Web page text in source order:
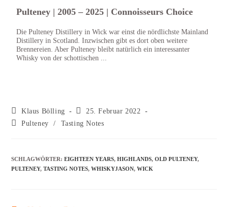
Pulteney | 2005 – 2025 | Connoisseurs Choice
Die Pulteney Distillery in Wick war einst die nördlichste Mainland
Distillery in Scotland. Inzwischen gibt es dort oben weitere
Brennereien. Aber Pulteney bleibt natürlich ein interessanter
Whisky von der schottischen ...
Klaus Bölling
25. Februar 2022
Pulteney
/ Tasting Notes
SCHLAGWÖRTER:EIGHTEEN YEARS, HIGHLANDS, OLD PULTENEY,
PULTENEY, TASTING NOTES, WHISKYJASON, WICK